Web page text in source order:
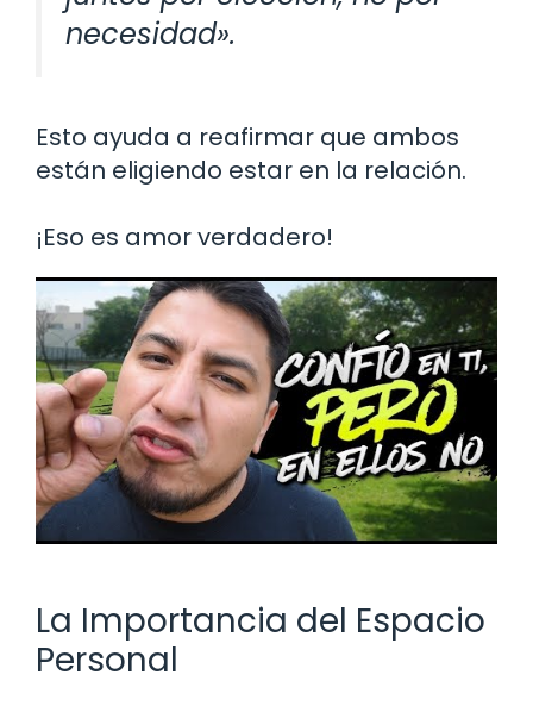
necesidad».
Esto ayuda a reafirmar que ambos
están eligiendo estar en la relación.
¡Eso es amor verdadero!
La Importancia del Espacio
Personal